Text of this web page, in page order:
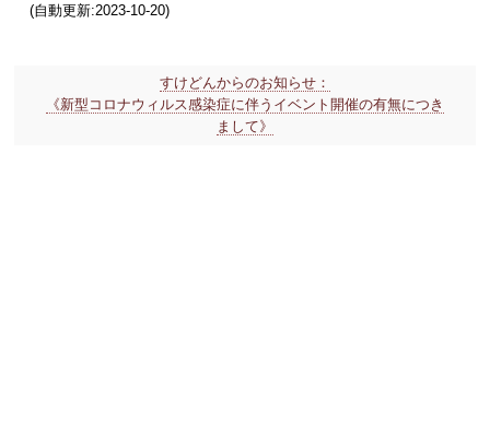
(自動更新:2023-10-20)
すけどんからのお知らせ：
《新型コロナウィルス感染症に伴うイベント開催の有無につき
まして》